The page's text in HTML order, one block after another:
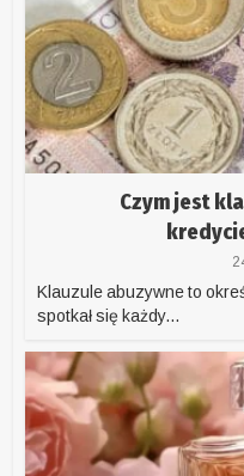
Czym jest
Klauzule abuzywne to
spotkał się każdy...